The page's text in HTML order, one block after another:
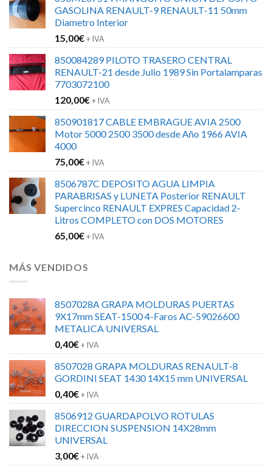
GASOLINA RENAULT-9 RENAULT-11 50mm
Diametro Interior
15,00€+ IVA
850084289 PILOTO TRASERO CENTRAL
RENAULT-21 desde Julio 1989 Sin Portalamparas
7703072100
120,00€+ IVA
850901817 CABLE EMBRAGUE AVIA 2500
Motor 5000 2500 3500 desde Año 1966 AVIA
4000
75,00€+ IVA
8506787C DEPOSITO AGUA LIMPIA
PARABRISAS y LUNETA Posterior RENAULT
Supercinco RENAULT EXPRES Capacidad 2-
Litros COMPLETO con DOS MOTORES
65,00€+ IVA
MÁS VENDIDOS
8507028A GRAPA MOLDURAS PUERTAS
9X17mm SEAT-1500 4-Faros AC-59026600
METALICA UNIVERSAL
0,40€+ IVA
8507028 GRAPA MOLDURAS RENAULT-8
GORDINI SEAT 1430 14X15 mm UNIVERSAL
0,40€+ IVA
8506912 GUARDAPOLVO ROTULAS
DIRECCION SUSPENSION 14X28mm
UNIVERSAL
3,00€+ IVA